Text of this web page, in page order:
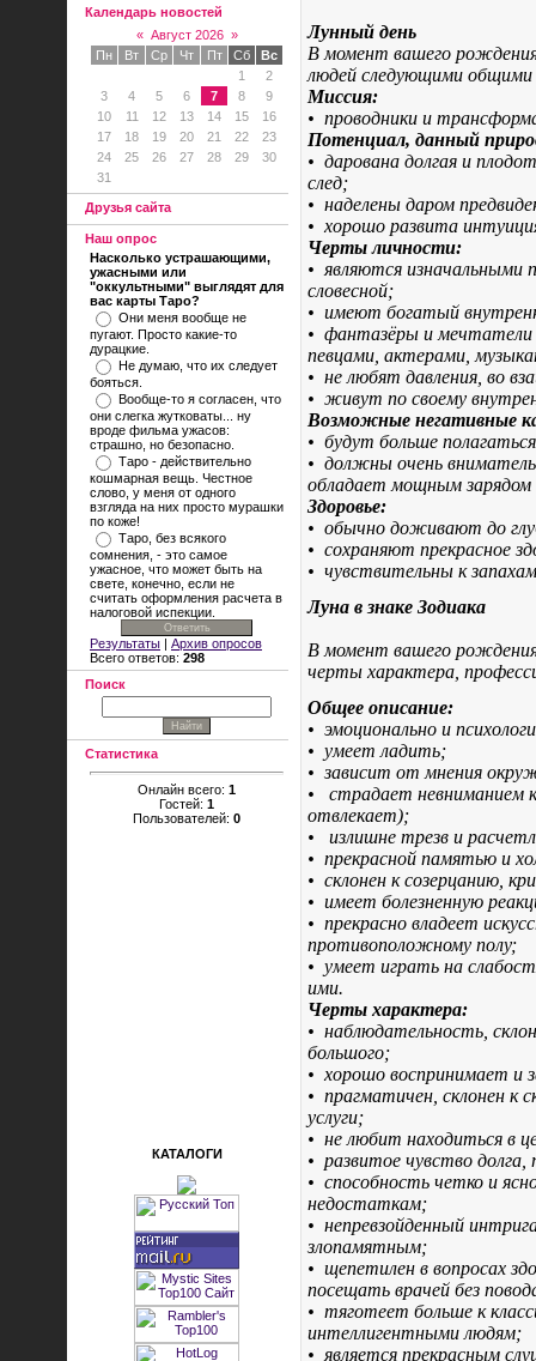
Календарь новостей
« Август 2026 »
Пн
Вт Ср Чт Пт Сб
Вс
1
2
3
4 5 6 7 8
9
10
11 12 13 14 15
16
17
18 19 20 21 22
23
24
25 26 27 28 29
30
31
Друзья сайта
Наш опрос
Насколько устрашающими,
ужасными или
"оккультными" выглядят для
вас карты Таро?
Они меня вообще не
пугают. Просто какие-то
дурацкие.
Не думаю, что их следует
бояться.
Вообще-то я согласен, что
они слегка жутковаты... ну
вроде фильма ужасов:
страшно, но безопасно.
Таро - действительно
кошмарная вещь. Честное
слово, у меня от одного
взгляда на них просто мурашки
по коже!
Таро, без всякого
сомнения, - это самое
ужасное, что может быть на
свете, конечно, если не
считать оформления расчета в
налоговой испекции.
Результаты | Архив опросов
Всего ответов: 298
Поиск
Статистика
Онлайн всего: 1
Гостей: 1
Пользователей: 0
КАТАЛОГИ
Лунный день
В момент вашего
людей следующими
Миссия:
• проводники и
Потенциал, данный
• дарована долгая и
след;
• наделены даром
• хорошо развита
Черты личности:
• являются изначальными
словесной;
• имеют богатый
• фантазёры и мечтатели
певцами, актерами,
• не любят давления, во
• живут по своему
Возможные негативные
• будут больше
• должны очень
обладает мощным
Здоровье:
• обычно доживают до
• сохраняют прекрасное
• чувствительны к
Луна в знаке Зодиака
В момент вашего
черты характера,
Общее описание:
• эмоционально и
• умеет ладить;
• зависит от мнения
•
страдает невниманием
отвлекает);
•
излишне трезв и
• прекрасной памятью и
• склонен к созерцанию,
• имеет болезненную
• прекрасно владеет
противоположному полу;
• умеет играть на
ими.
Черты характера:
• наблюдательность,
большого;
• хорошо воспринимает и
• прагматичен, склонен к
услуги;
• не любит находиться в
• развитое чувство
• способность четко и
недостаткам;
• непревзойденный
злопамятным;
• щепетилен в вопросах
посещать врачей без
• тяготеет больше к
интеллигентными людям;
• является прекрасным